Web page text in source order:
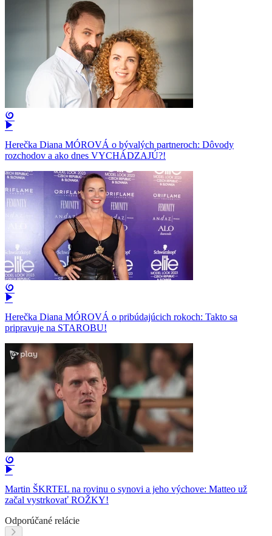
Herečka Diana MÓROVÁ o bývalých partneroch: Dôvody
rozchodov a ako dnes VYCHÁDZAJÚ?!
Herečka Diana MÓROVÁ o pribúdajúcich rokoch: Takto sa
pripravuje na STAROBU!
Martin ŠKRTEL na rovinu o synovi a jeho výchove: Matteo už
začal vystrkovať ROŽKY!
Odporúčané relácie